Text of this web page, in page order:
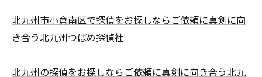
北九州市小倉南区で探偵をお探しならご依頼に真剣に向
き合う北九州つばめ探偵社
北九州の探偵をお探しならご依頼に真剣に向き合う北九